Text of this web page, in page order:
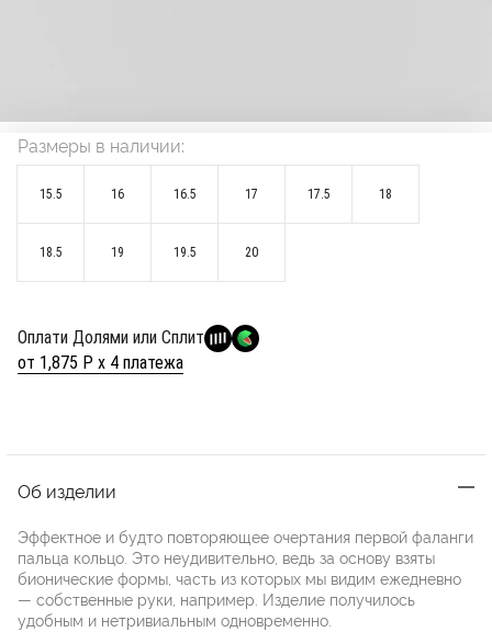
Размеры в наличии:
15.5 16 16.5 17 17.5 18
18.5 19 19.5 20
Оплати Долями или Сплит
от 1,875 Р х 4 платежа
Об изделии
Эффектное и будто повторяющее очертания первой фаланги
пальца кольцо. Это неудивительно, ведь за основу взяты
бионические формы, часть из которых мы видим ежедневно
— собственные руки, например. Изделие получилось
удобным и нетривиальным одновременно.